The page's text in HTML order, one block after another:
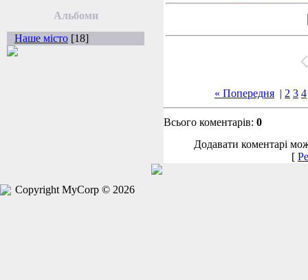
Альбоми
Наше місто [18]
« Попередня | 2 3 4
Всього коментарів: 0
Додавати коментарі
[
Copyright MyCorp © 2026